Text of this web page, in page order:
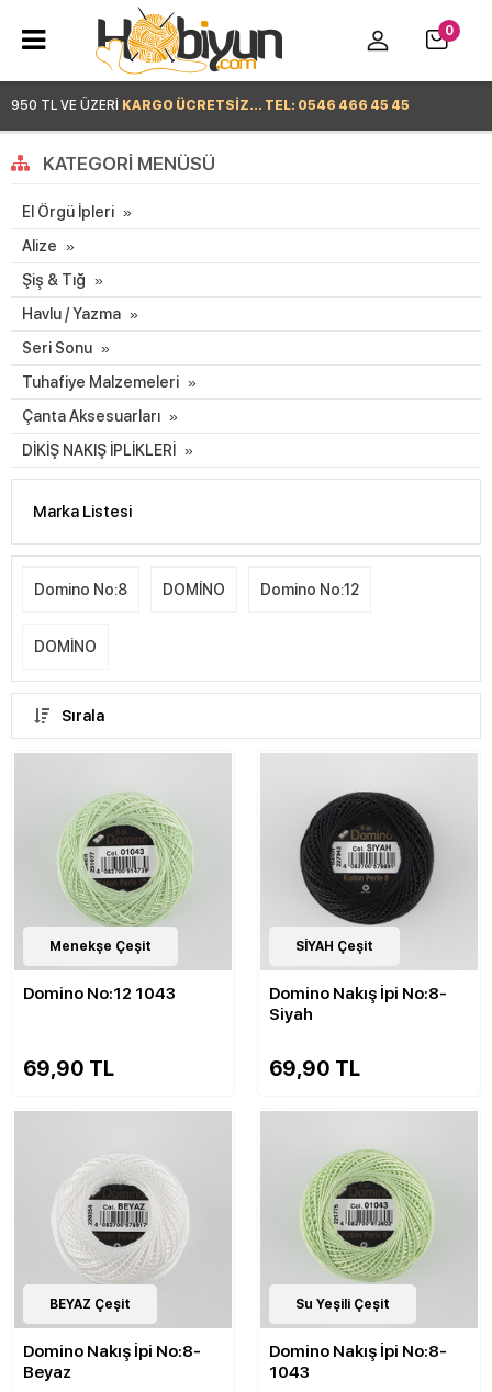
950 TL VE ÜZERİ KARGO ÜCRETSİZ... TEL: 0546 466 45 45
0
KATEGORI MENÜSÜ
El Örgü İpleri
Alize
Şiş & Tığ
Havlu / Yazma
Seri Sonu
Tuhafiye Malzemeleri
Çanta Aksesuarları
DİKİŞ NAKIŞ İPLİKLERİ
Marka Listesi
Domino No:8 DOMİNO Domino No:12
DOMİNO
Sırala
143Çeşit
Menekşe Çeşit
Domino No:12 1043
69,90 TL
143Çeşit
SİYAH Çeşit
Domino Nakış İpi No:8-
Siyah
69,90 TL
143Çeşit
BEYAZ Çeşit
Domino Nakış İpi No:8-
Beyaz
143Çeşit
Su Yeşili Çeşit
Domino Nakış İpi No:8-
1043